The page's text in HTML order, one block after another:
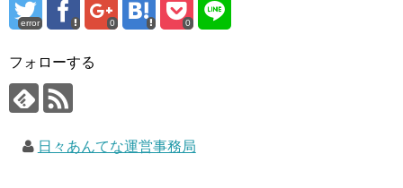
error 0 0
フォローする
日々あんてな運営事務局